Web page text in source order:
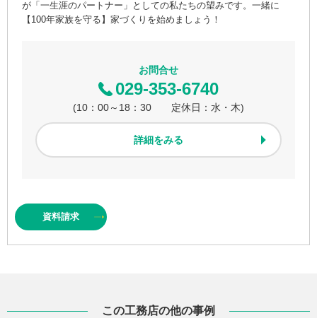
が「一生涯のパートナー」としての私たちの望みです。一緒に
【100年家族を守る】家づくりを始めましょう！
お問合せ
029-353-6740
(10：00～18：30 定休日：水・木)
詳細をみる
資料請求
この工務店の他の事例